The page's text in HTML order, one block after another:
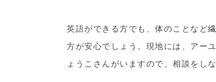
英語ができる方でも、体のことなど
方が安心でしょう。現地には、アー
ょうこさんがいますので、相談をし